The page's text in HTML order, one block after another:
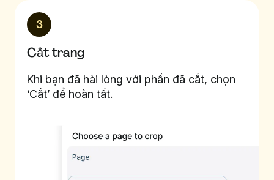
3
Cắt trang
Khi bạn đã hài lòng với phần đã cắt, chọn
‘Cắt’ để hoàn tất.